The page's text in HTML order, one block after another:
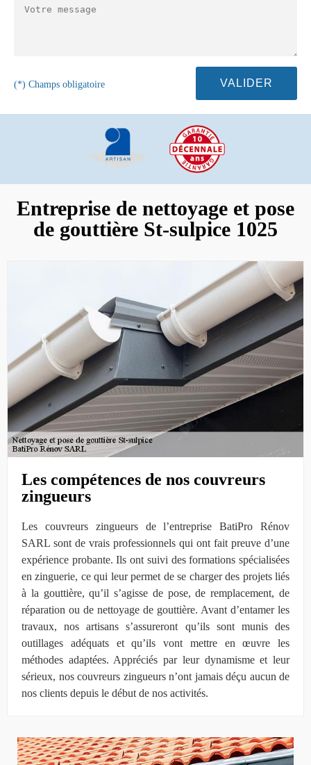
(*) Champs obligatoire
Entreprise de nettoyage et pose
de gouttière St-sulpice 1025
Les compétences de nos couvreurs
zingueurs
Les couvreurs zingueurs de l’entreprise BatiPro Rénov
SARL sont de vrais professionnels qui ont fait preuve d’une
expérience probante. Ils ont suivi des formations spécialisées
en zinguerie, ce qui leur permet de se charger des projets liés
à la gouttière, qu’il s’agisse de pose, de remplacement, de
réparation ou de nettoyage de gouttière. Avant d’entamer les
travaux, nos artisans s’assureront qu’ils sont munis des
outillages adéquats et qu’ils vont mettre en œuvre les
méthodes adaptées. Appréciés par leur dynamisme et leur
sérieux, nos couvreurs zingueurs n’ont jamais déçu aucun de
nos clients depuis le début de nos activités.